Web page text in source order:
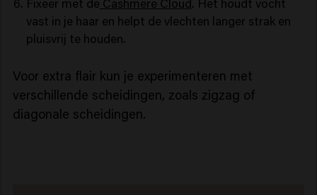
vast in je haar en helpt de vlechten langer strak en
pluisvrij te houden.
Voor extra flair kun je experimenteren met
verschillende scheidingen, zoals zigzag of
diagonale scheidingen.